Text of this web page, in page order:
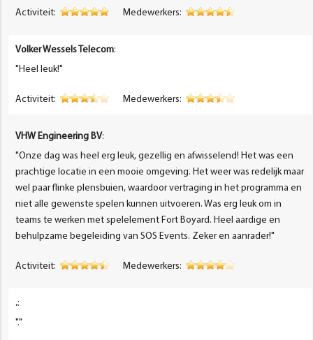
Activiteit: Medewerkers:
Volker Wessels Telecom:
"Heel leuk!"
Activiteit: Medewerkers:
VHW Engineering BV:
"Onze dag was heel erg leuk, gezellig en afwisselend! Het was een
prachtige locatie in een mooie omgeving. Het weer was redelijk maar
wel paar flinke plensbuien, waardoor vertraging in het programma en
niet alle gewenste spelen kunnen uitvoeren. Was erg leuk om in
teams te werken met spelelement Fort Boyard. Heel aardige en
behulpzame begeleiding van SOS Events. Zeker en aanrader!"
Activiteit: Medewerkers:
.:
"."